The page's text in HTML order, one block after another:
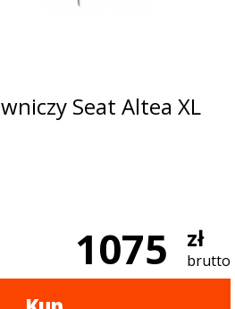
Seat Altea XL
1075 zł
brutto